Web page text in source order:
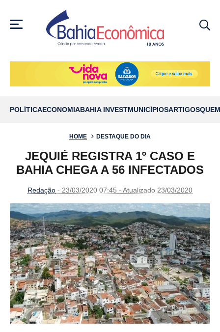
MENU
POLÍTICAECONOMIABAHIA INVESTMUNICÍPIOSARTIGOS
HOME DESTAQUE DO DIA
JEQUIÉ REGISTRA 1º CASO E
BAHIA CHEGA A 56 INFECTADOS
Redação - 23/03/2020 07:45 - Atualizado 23/03/2020